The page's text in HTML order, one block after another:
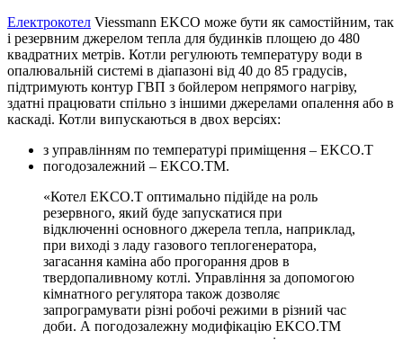
Електрокотел Viessmann EKCO може бути як самостійним, так
і резервним джерелом тепла для будинків площею до 480
квадратних метрів. Котли регулюють температуру води в
опалювальній системі в діапазоні від 40 до 85 градусів,
підтримують контур ГВП з бойлером непрямого нагріву,
здатні працювати спільно з іншими джерелами опалення або в
каскаді. Котли випускаються в двох версіях:
з управлінням по температурі приміщення – EKCO.Т
погодозалежний – EKCO.ТМ.
«Котел EKCO.Т оптимально підійде на роль
резервного, який буде запускатися при
відключенні основного джерела тепла, наприклад,
при виході з ладу газового теплогенератора,
загасання каміна або прогорання дров в
твердопаливному котлі. Управління за допомогою
кімнатного регулятора також дозволяє
запрограмувати різні робочі режими в різний час
доби. А погодозалежну модифікацію EKCO.ТМ